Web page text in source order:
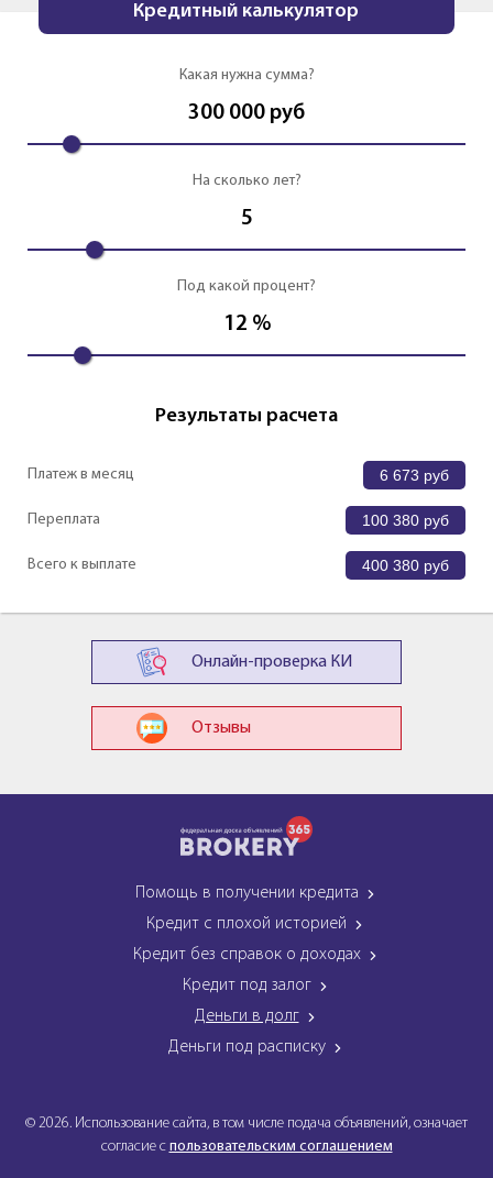
Кредитный калькулятор
Какая нужна сумма?
300 000 руб
На сколько лет?
5
Под какой процент?
12 %
Результаты расчета
Платеж в месяц 6 673 руб
Переплата 100 380 руб
Всего к выплате 400 380 руб
Онлайн-проверка КИ
Отзывы
Помощь в получении кредита
Кредит с плохой историей
Кредит без справок о доходах
Кредит под залог
Деньги в долг
Деньги под расписку
© 2026. Использование сайта, в том числе подача объявлений, означает
согласие с пользовательским соглашением